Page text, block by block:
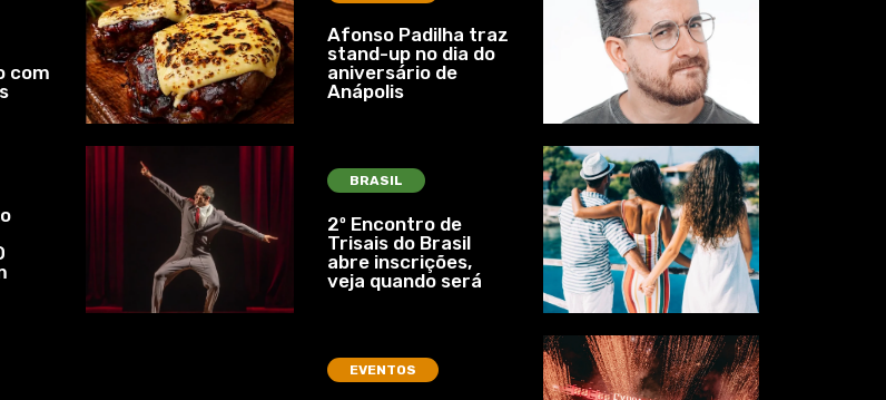
com
Afonso Padilha traz
stand-up no dia do
aniversário de
Anápolis
BRASIL
2º Encontro de
Trisais do Brasil
abre inscrições,
veja quando será
EVENTOS